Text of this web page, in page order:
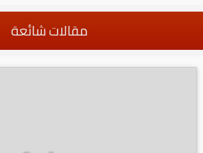
مقالات شائعة